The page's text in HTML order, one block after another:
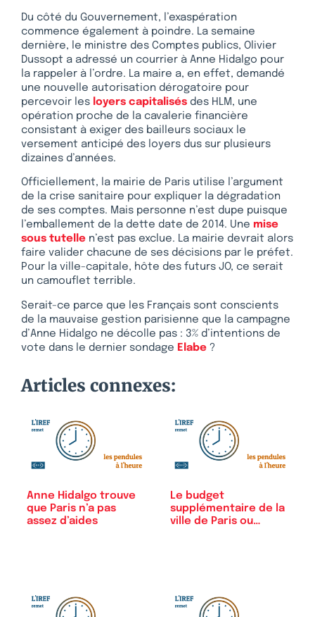
Du côté du Gouvernement, l’exaspération
commence également à poindre. La semaine
dernière, le ministre des Comptes publics, Olivier
Dussopt a adressé un courrier à Anne Hidalgo pour
la rappeler à l’ordre. La maire a, en effet, demandé
une nouvelle autorisation dérogatoire pour
percevoir les loyers capitalisés des HLM, une
opération proche de la cavalerie financière
consistant à exiger des bailleurs sociaux le
versement anticipé des loyers dus sur plusieurs
dizaines d’années.
Officiellement, la mairie de Paris utilise l’argument
de la crise sanitaire pour expliquer la dégradation
de ses comptes. Mais personne n’est dupe puisque
l’emballement de la dette date de 2014. Une mise
sous tutelle n’est pas exclue. La mairie devrait alors
faire valider chacune de ses décisions par le préfet.
Pour la ville-capitale, hôte des futurs JO, ce serait
un camouflet terrible.
Serait-ce parce que les Français sont conscients
de la mauvaise gestion parisienne que la campagne
d’Anne Hidalgo ne décolle pas : 3% d’intentions de
vote dans le dernier sondage Elabe ?
Articles connexes:
Anne Hidalgo trouve
que Paris n’a pas
assez d’aides
Le budget
supplémentaire de la
ville de Paris ou…